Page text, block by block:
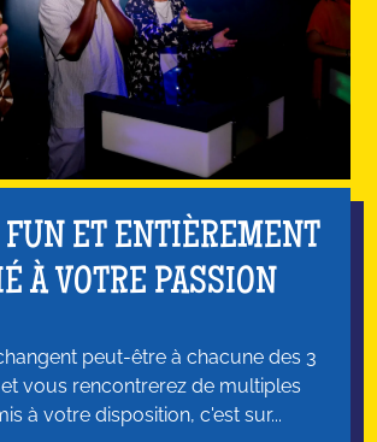
ET ENTIÈREMENT
À VOTRE PASSION
peut-être à chacune des 3
vous rencontrerez de multiples
à votre disposition, c'est sur...